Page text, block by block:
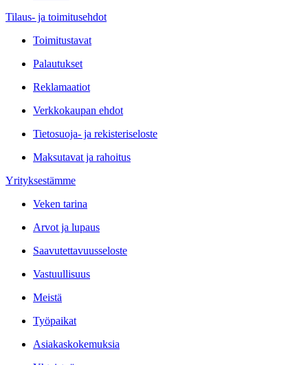
Tilaus- ja toimitusehdot
Toimitustavat
Palautukset
Reklamaatiot
Verkkokaupan ehdot
Tietosuoja- ja rekisteriseloste
Maksutavat ja rahoitus
Yrityksestämme
Veken tarina
Arvot ja lupaus
Saavutettavuusseloste
Vastuullisuus
Meistä
Työpaikat
Asiakaskokemuksia